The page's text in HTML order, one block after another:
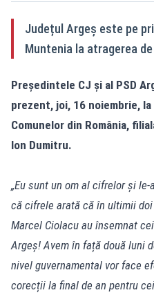
Județul Argeș este pe
Muntenia la atragerea
Președintele CJ și al PSD
prezent, joi, 16 noiembrie,
Comunelor din România,
Ion Dumitru.
„Eu sunt un om al cifrelor și
că cifrele arată că în ultimii
Marcel Ciolacu au însemnat
Argeș! Avem în față două luni
nivel guvernamental vor face
corecții la final de an pentru